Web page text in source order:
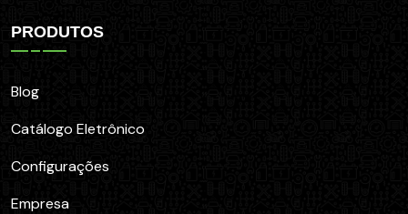
PRODUTOS
Blog
Catálogo Eletrônico
Configurações
Empresa